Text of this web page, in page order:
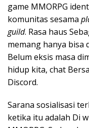
game MMORPG
komunitas sesama
guild. Rasa haus
memang hanya bisa
Belum eksis masa
hidup kita, chat
Discord.
Sarana sosialisasi
ketika itu adalah Di